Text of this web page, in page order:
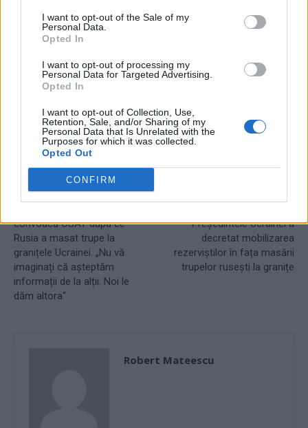
I want to opt-out of the Sale of my
Personal Data.
Opted In
I want to opt-out of processing my
Personal Data for Targeted Advertising.
Opted In
I want to opt-out of Collection, Use,
Retention, Sale, and/or Sharing of my
Personal Data that Is Unrelated with the
Purposes for which it was collected.
Opted Out
CONFIRM
Articolul precedent
Criză la frontiere:
convoacă CSAT după ce
Rusia a masat trupe la
granițele Ucrainei. „Nu vă
imaginați că așteptăm
informații de la alții. Noi le
dăm altora“
Președintele Ucrainei a
decretat mobilizarea
rezerviștilor în fața masării
trupelor rusești la granițe
Robert Mateescu